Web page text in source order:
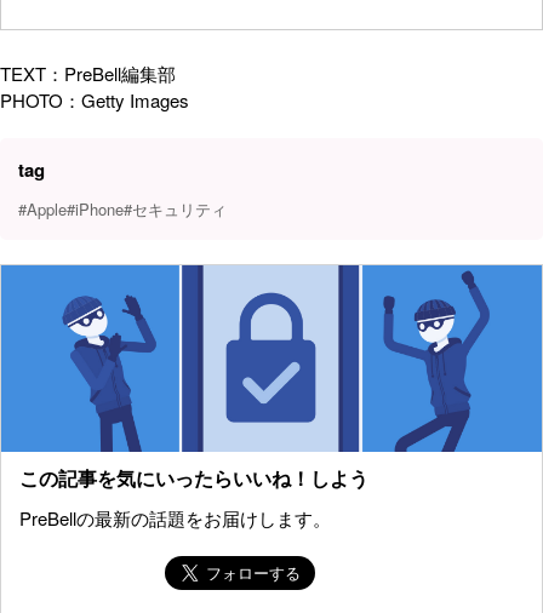
TEXT：PreBell編集部
PHOTO：Getty Images
tag
#Apple#iPhone#セキュリティ
この記事を気にいったらいいね！しよう
PreBellの最新の話題をお届けします。